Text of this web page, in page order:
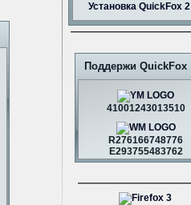
Установка QuickFox 2
Поддержи QuickFox
41001243013510
R276166748776
E293755483762